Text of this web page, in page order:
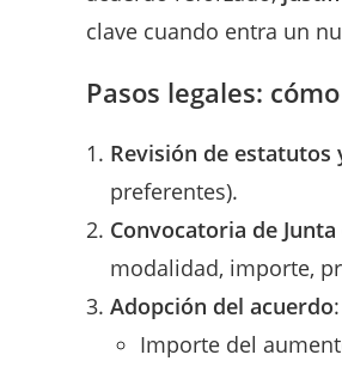
clave cuando entra un
Pasos legales:
Revisión de
preferentes).
Convocatoria de Junta
modalidad, importe,
Adopción del acuerdo:
Importe del